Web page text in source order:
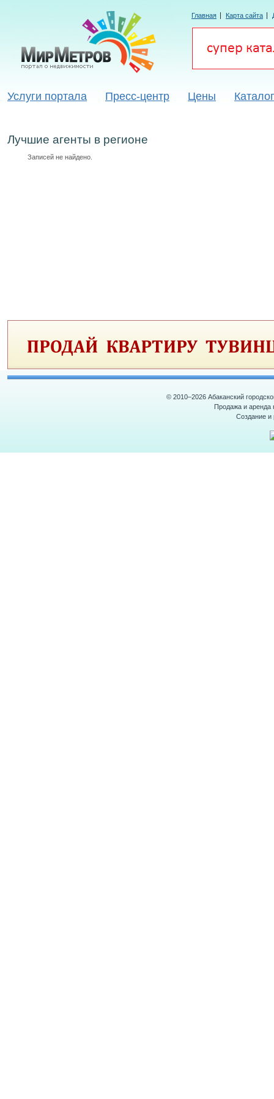
Главная Карта сайта
Услуги портала Пресс-центр Цены
Лучшие агенты в регионе
Записей не найдено.
© 2010–2026 Абаканский
Продажа и аренда
Создание и